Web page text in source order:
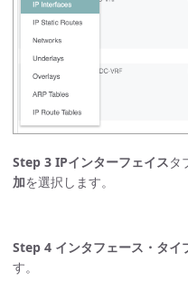
Step 3 IPインターフェイスタ
加を選択します。
Step 4 インタフェース・タイ
す。